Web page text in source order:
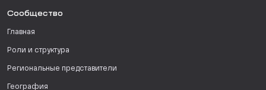
Сообщество
Главная
Роли и структура
Региональные представители
География